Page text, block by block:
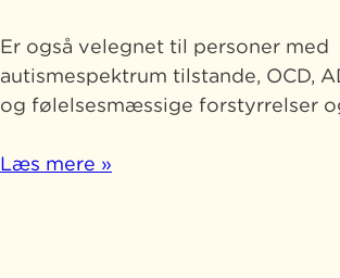
Er også velegnet til personer med
autismespektrum tilstande, OCD,
og følelsesmæssige forstyrrelser
Læs mere »